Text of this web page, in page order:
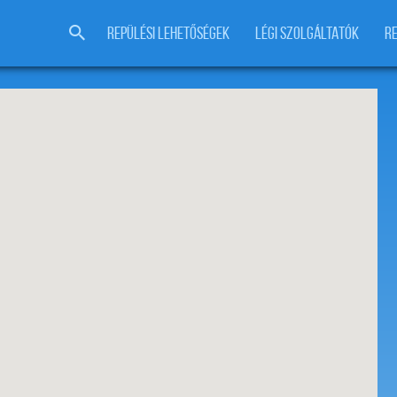
REPÜLÉSI LEHETŐSÉGEK LÉGI SZOLGÁLTATÓK